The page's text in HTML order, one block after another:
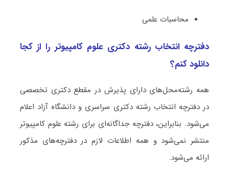
محاسبات علمی
دفترچه انتخاب رشته دکتری ﻋﻠﻮم ﻛﺎﻣﭙﻴﻮﺗﺮ را از کجا
دانلود کنم؟
همه رشته‌محل‌های دارای پذیرش در مقطع دکتری تخصصی
در دفترچه انتخاب رشته دکتری سراسری و دانشگاه آزاد اعلام
می‌شود. بنابراین، دفترچه جداگانه‌ای برای رشته ﻋﻠﻮم ﻛﺎﻣﭙﻴﻮﺗﺮ
منتشر نمی‌شود و همه اطلاعات لازم در دفترچه‌های مذکور
ارائه می‌شود.